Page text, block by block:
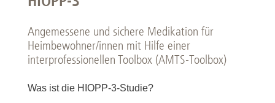
Angemessene und sichere Medikation für
Heimbewohner/innen mit Hilfe einer
interprofessionellen Toolbox (AMTS-Toolbox)
Was ist die HIOPP-3-Studie?